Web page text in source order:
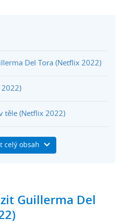
Del Tora (Netflix 2022)
2022)
těle (Netflix 2022)
(Netflix 2022)
celý obsah
Guillerma Del